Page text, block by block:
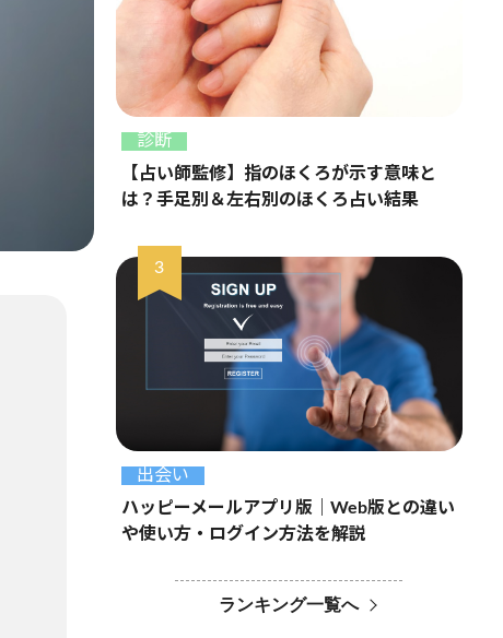
診断
【占い師監修】指のほくろが示す意味と
は？手足別＆左右別のほくろ占い結果
出会い
ハッピーメールアプリ版｜Web版との違い
や使い方・ログイン方法を解説
ランキング一覧へ